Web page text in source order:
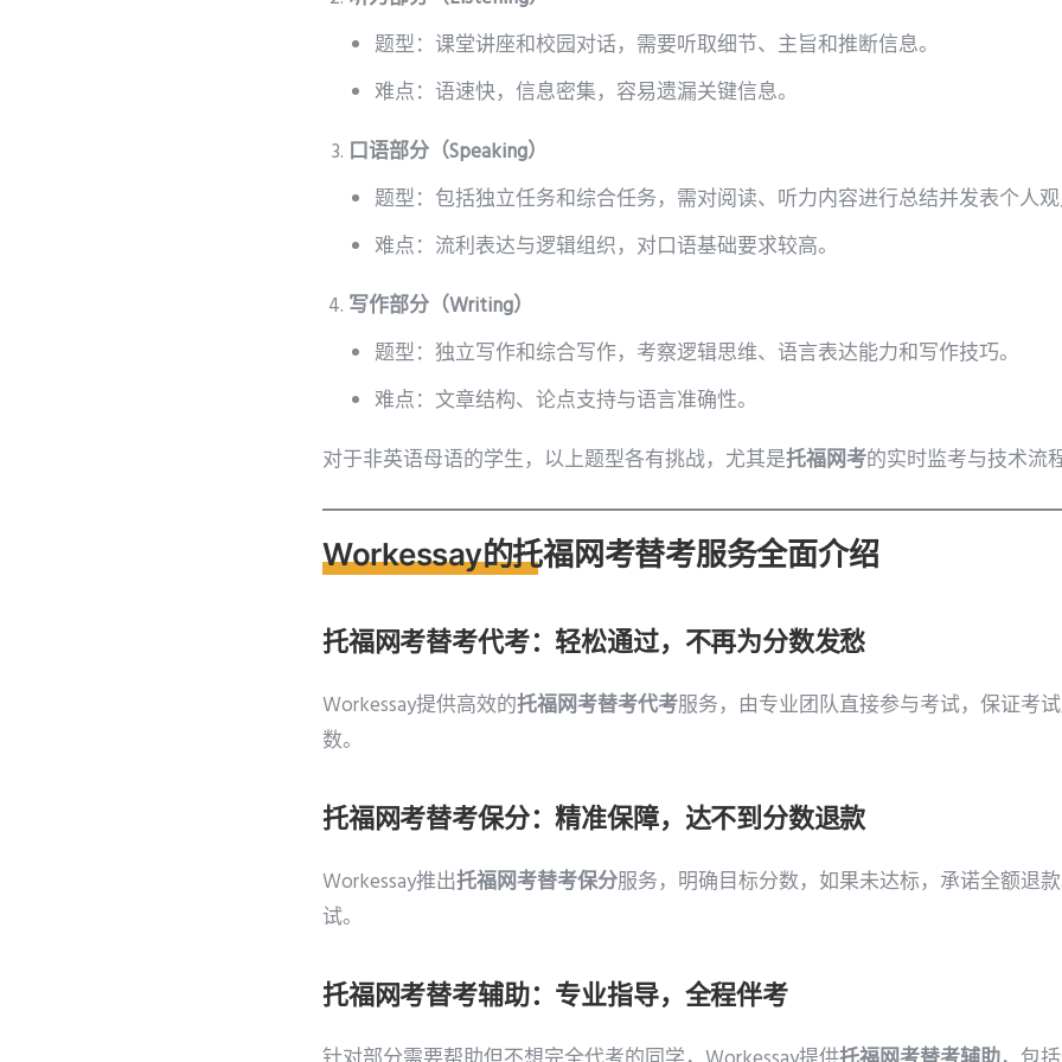
题型：课堂讲座和校园对话，需要听取细节、主旨和推断信息。
难点：语速快，信息密集，容易遗漏关键信息。
口语部分（Speaking）
题型：包括独立任务和综合任务，需对阅读、听力内容进行总结并发表个人观
难点：流利表达与逻辑组织，对口语基础要求较高。
写作部分（Writing）
题型：独立写作和综合写作，考察逻辑思维、语言表达能力和写作技巧。
难点：文章结构、论点支持与语言准确性。
对于非英语母语的学生，以上题型各有挑战，尤其是托福网考的实时监考与技术流
Workessay的托福网考替考服务全面介绍
托福网考替考代考：轻松通过，不再为分数发愁
Workessay提供高效的托福网考替考代考服务，由专业团队直接参与考试，保证考
数。
托福网考替考保分：精准保障，达不到分数退款
Workessay推出托福网考替考保分服务，明确目标分数，如果未达标，承诺全额退
试。
托福网考替考辅助：专业指导，全程伴考